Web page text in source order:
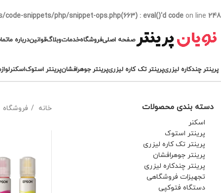
snippets/php/snippet-ops.php(663) : eval()'d code on line 248
صفحه اصلیفروشگاهخدماتوبلاگقوانیندرباره ما
پرینتر چندکاره لیزریپرینتر تک کاره لیزریپرینتر جوهرافشانپرینتر استوکاسکنر
دسته بندی محصولات
اسکنر
پرینتر استوک
پرینتر تک کاره لیزری
پرینتر جوهرافشان
پرینتر چندکاره لیزری
تجهیزات فروشگاهی
دستگاه فتوکپی
خانه فروشگاه